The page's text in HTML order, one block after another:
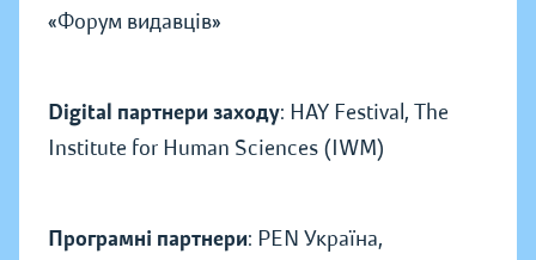
«Форум видавців»
Digital партнери заходу: HAY Festival, The
Institute for Human Sciences (IWM)
Програмні партнери: PEN Україна,